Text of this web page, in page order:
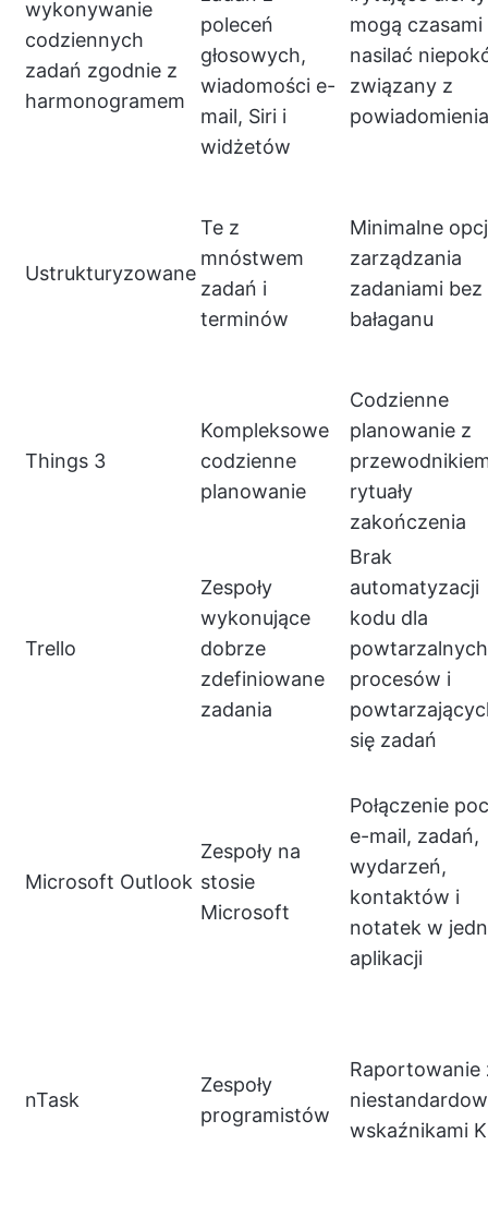
wykonywanie
codziennych
zadań zgodnie z
harmonogramem
poleceń
głosowych,
wiadomości e-
mail, Siri i
widżetów
mogą czasami
nasilać
związany z
Ustrukturyzowane
Te z
mnóstwem
zadań i
terminów
Minimalne
zarządzania
zadaniami bez
bałaganu
Things 3
Kompleksowe
codzienne
planowanie
Codzienne
planowanie z
rytuały
zakończenia
Trello
Zespoły
wykonujące
dobrze
zdefiniowane
zadania
Brak
automatyzacji
kodu dla
powtarzalnych
procesów i
się zadań
Microsoft Outlook
Zespoły na
stosie
Microsoft
Połączenie
e-mail, zadań,
wydarzeń,
kontaktów i
notatek w
aplikacji
nTask
Zespoły
programistów
Raportowanie
wskaźnikami